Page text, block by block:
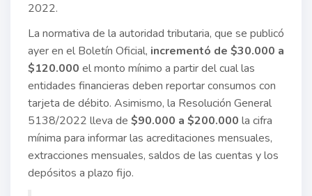
2022.
La normativa de la autoridad tributaria, que se publicó
ayer en el Boletín Oficial, incrementó de $30.000 a
$120.000 el monto mínimo a partir del cual las
entidades financieras deben reportar consumos con
tarjeta de débito. Asimismo, la Resolución General
5138/2022 lleva de $90.000 a $200.000 la cifra
mínima para informar las acreditaciones mensuales,
extracciones mensuales, saldos de las cuentas y los
depósitos a plazo fijo.